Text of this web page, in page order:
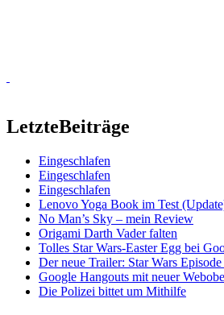
LetzteBeiträge
Eingeschlafen
Eingeschlafen
Eingeschlafen
Lenovo Yoga Book im Test
No Man’s Sky – mein Review
Origami Darth Vader falten
Tolles Star Wars-Easter Egg bei
Der neue Trailer: Star Wars
Google Hangouts mit neuer
Die Polizei bittet um Mithilfe